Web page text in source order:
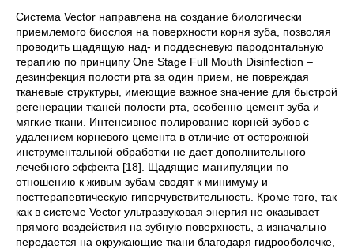
Система Vector направлена на создание биологически
приемлемого биослоя на поверхности корня зуба, позволяя
проводить щадящую над- и поддесневую пародонтальную
терапию по принципу One Stage Full Mouth Disinfection –
дезинфекция полости рта за один прием, не повреждая
тканевые структуры, имеющие важное значение для быстрой
регенерации тканей полости рта, особенно цемент зуба и
мягкие ткани. Интенсивное полирование корней зубов с
удалением корневого цемента в отличие от осторожной
инструментальной обработки не дает дополнительного
лечебного эффекта [18]. Щадящие манипуляции по
отношению к живым зубам сводят к минимуму и
посттерапевтическую гиперчувствительность. Кроме того, так
как в системе Vector ультразвуковая энергия не оказывает
прямого воздействия на зубную поверхность, а изначально
передается на окружающие ткани благодаря гидрооболочке,